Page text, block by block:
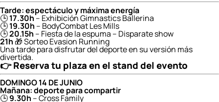
Tarde: espectáculo y máxima energía
🕒17.30h– Exhibición Gimnastics Ballerina
🕒19.30h – BodyCombat Les Mills
🕒20.15h – Fiesta de la espuma – Disparate show
21h 🎁 Sorteo Evasion Running
Una tarde para disfrutar del deporte en su versión más
divertida.
👉Reserva tu plaza en el stand del evento
DOMINGO 14 DE JUNIO
Mañana: deporte para compartir
🕒9.30h – Cross Family